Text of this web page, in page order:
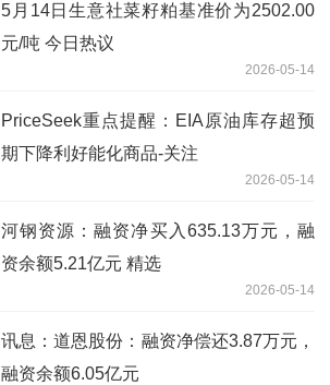
5月14日生意社菜籽粕基准价为2502.00
元/吨 今日热议
2026-05-14
PriceSeek重点提醒：EIA原油库存超预
期下降利好能化商品-关注
2026-05-14
河钢资源：融资净买入635.13万元，融
资余额5.21亿元 精选
2026-05-14
讯息：道恩股份：融资净偿还3.87万元，
融资余额6.05亿元